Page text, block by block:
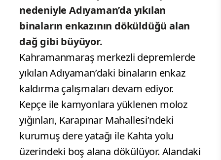
nedeniyle Adıyaman’da yıkılan
binaların enkazının döküldüğü alan
dağ gibi büyüyor.
Kahramanmaraş merkezli depremlerde
yıkılan Adıyaman’daki binaların enkaz
kaldırma çalışmaları devam ediyor.
Kepçe ile kamyonlara yüklenen moloz
yığınları, Karapınar Mahallesi’ndeki
kurumuş dere yatağı ile Kahta yolu
üzerindeki boş alana dökülüyor. Alandaki